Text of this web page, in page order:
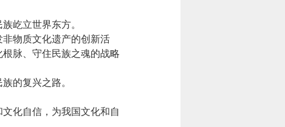
屹立世界东方。
物质文化遗产的创新活
脉、守住民族之魂的战略
的复兴之路。
化自信，为我国文化和自